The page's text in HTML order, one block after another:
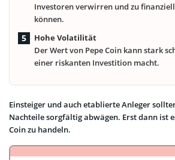
Investoren verwirren und zu
können.
Hohe Volatilität
Der Wert von Pepe Coin kann stark
einer riskanten Investition macht.
Einsteiger und auch etablierte Anleger
Nachteile sorgfältig abwägen. Erst dann ist
Coin zu handeln.